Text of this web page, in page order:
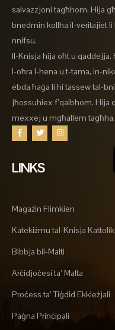
salvazzjoni tagħhom. Hija
bnedmin kollha il-veritajiet
nnifsu.
Il-Knisja hija oħt u
l-oħra l-hena u t-tama, in-
ebda ħaġa li hi tassew tal-
jħossuhiex f’qalbhom. Hija
mexxej u mgħallem
LINKS
Magażin Flimkien
Katekiżmu tal-Knisja
Bibbja bil-Malti
Arċidjoċesi ta’ Malta
Proċess ta’ Tiġdid Ekkleżjali
Paġna Prinċipali